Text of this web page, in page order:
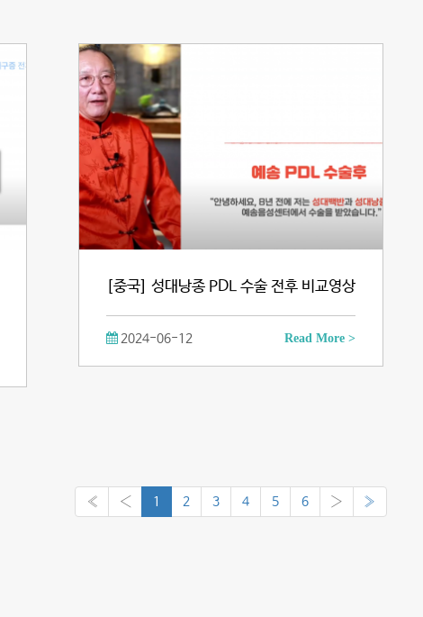
[중국] 성대낭종 PDL 수술 전후 비교영상
2024-06-12 Read More >
« ‹ 1 2 3 4 5 6 › »